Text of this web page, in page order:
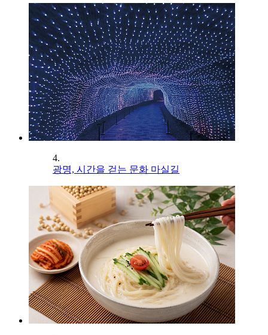
4.
광명, 시간을 걷는 문화 마실길